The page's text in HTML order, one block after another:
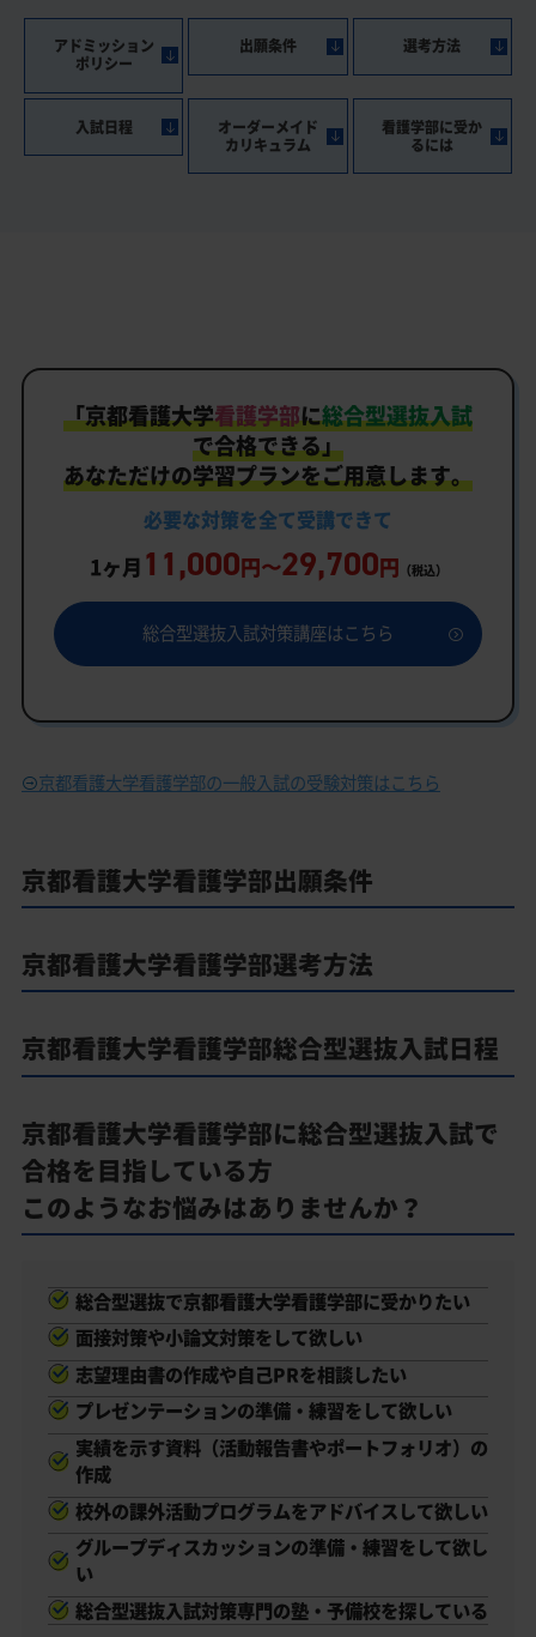
アドミッション
ポリシー
出願条件 選考方法
入試日程
オーダーメイド
カリキュラム
看護学部に受か
るには
「京都看護大学看護学部に総合型選抜入試
で合格できる」
あなただけの学習プランをご用意します。
必要な対策を全て受講できて
1ヶ月 11,000円〜29,700円 （税込）
総合型選抜入試対策講座はこちら
京都看護大学看護学部の一般入試の受験対策はこちら
京都看護大学看護学部出願条件
京都看護大学看護学部選考方法
京都看護大学看護学部総合型選抜入試日程
京都看護大学看護学部に総合型選抜入試で
合格を目指している方
このようなお悩みはありませんか？
総合型選抜で京都看護大学看護学部に受かりたい
面接対策や小論文対策をして欲しい
志望理由書の作成や自己PRを相談したい
プレゼンテーションの準備・練習をして欲しい
実績を示す資料（活動報告書やポートフォリオ）の
作成
校外の課外活動プログラムをアドバイスして欲しい
グループディスカッションの準備・練習をして欲し
い
総合型選抜入試対策専門の塾・予備校を探している